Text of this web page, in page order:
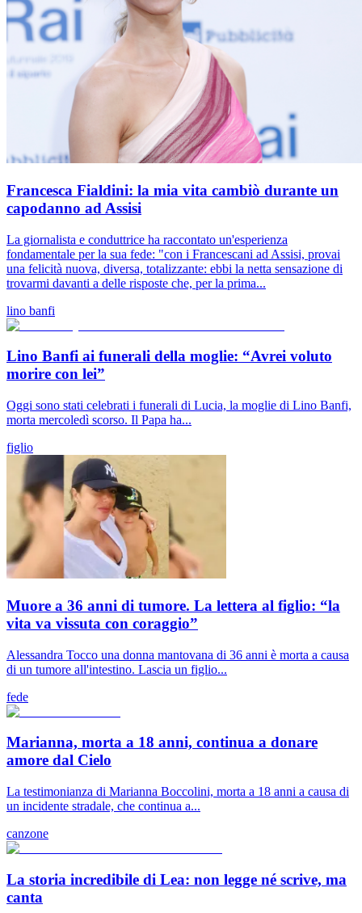
Francesca Fialdini: la mia vita cambiò durante un
capodanno ad Assisi
La giornalista e conduttrice ha raccontato un'esperienza
fondamentale per la sua fede: "con i Francescani ad Assisi, provai
una felicità nuova, diversa, totalizzante: ebbi la netta sensazione di
trovarmi davanti a delle risposte che, per la prima...
lino banfi
Lino Banfi ai funerali della moglie: “Avrei voluto
morire con lei”
Oggi sono stati celebrati i funerali di Lucia, la moglie di Lino Banfi,
morta mercoledì scorso. Il Papa ha...
figlio
Muore a 36 anni di tumore. La lettera al figlio: “la
vita va vissuta con coraggio”
Alessandra Tocco una donna mantovana di 36 anni è morta a causa
di un tumore all'intestino. Lascia un figlio...
fede
Marianna, morta a 18 anni, continua a donare
amore dal Cielo
La testimonianza di Marianna Boccolini, morta a 18 anni a causa di
un incidente stradale, che continua a...
canzone
La storia incredibile di Lea: non legge né scrive, ma
canta